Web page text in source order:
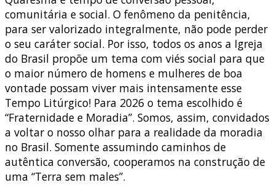
comunitária e social. O fenômeno da penitência,
para ser valorizado integralmente, não pode perder
o seu caráter social. Por isso, todos os anos a Igreja
do Brasil propõe um tema com viés social para que
o maior número de homens e mulheres de boa
vontade possam viver mais intensamente esse
Tempo Litúrgico! Para 2026 o tema escolhido é
“Fraternidade e Moradia”. Somos, assim, convidados
a voltar o nosso olhar para a realidade da moradia
no Brasil. Somente assumindo caminhos de
autêntica conversão, cooperamos na construção de
uma “Terra sem males”.